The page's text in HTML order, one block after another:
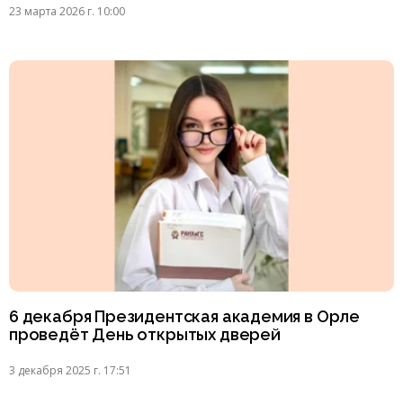
23 марта 2026 г. 10:00
6 декабря Президентская академия в Орле
проведёт День открытых дверей
3 декабря 2025 г. 17:51